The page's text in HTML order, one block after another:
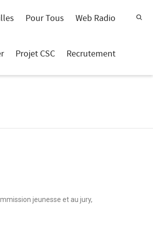
Pour Tous Web Radio
Projet CSC Recrutement
jeunesse et au jury,